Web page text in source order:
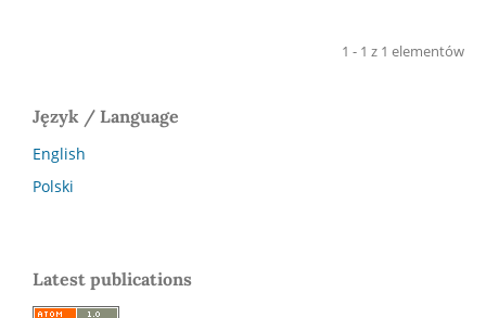
1 - 1 z 1 elementów
Język / Language
English
Polski
Latest publications